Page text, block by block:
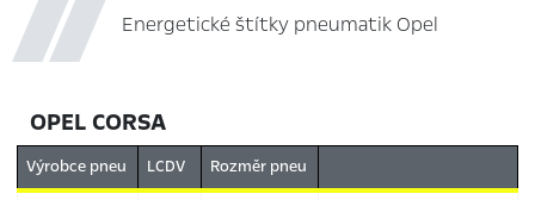
Energetické štítky pneumatik Opel
OPEL CORSA
Výrobce pneu LCDV Rozměr pneu